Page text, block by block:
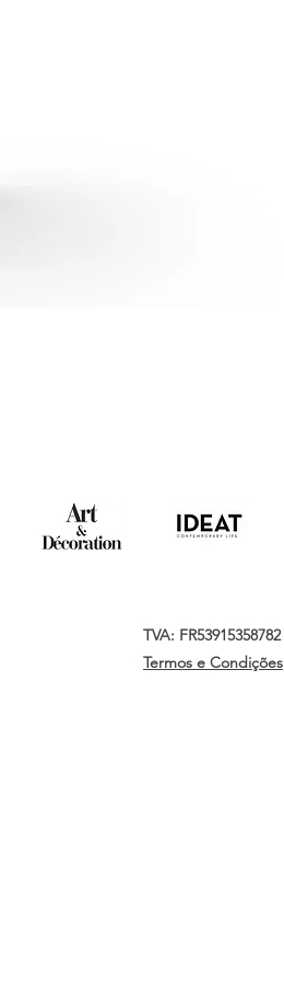
TVA: FR53915358782
Termos e Condições